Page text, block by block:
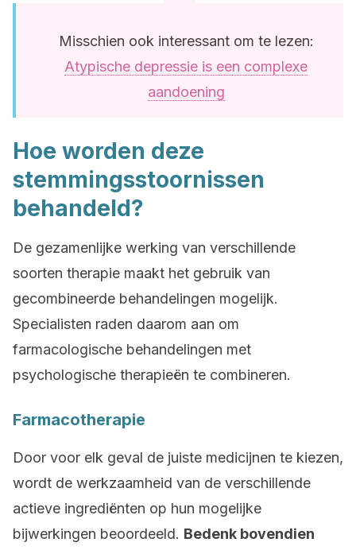
Misschien ook interessant om te lezen:
Atypische depressie is een complexe
aandoening
Hoe worden deze
stemmingsstoornissen
behandeld?
De gezamenlijke werking van verschillende
soorten therapie maakt het gebruik van
gecombineerde behandelingen mogelijk.
Specialisten raden daarom aan om
farmacologische behandelingen met
psychologische therapieën te combineren.
Farmacotherapie
Door voor elk geval de juiste medicijnen te kiezen,
wordt de werkzaamheid van de verschillende
actieve ingrediënten op hun mogelijke
bijwerkingen beoordeeld. Bedenk bovendien